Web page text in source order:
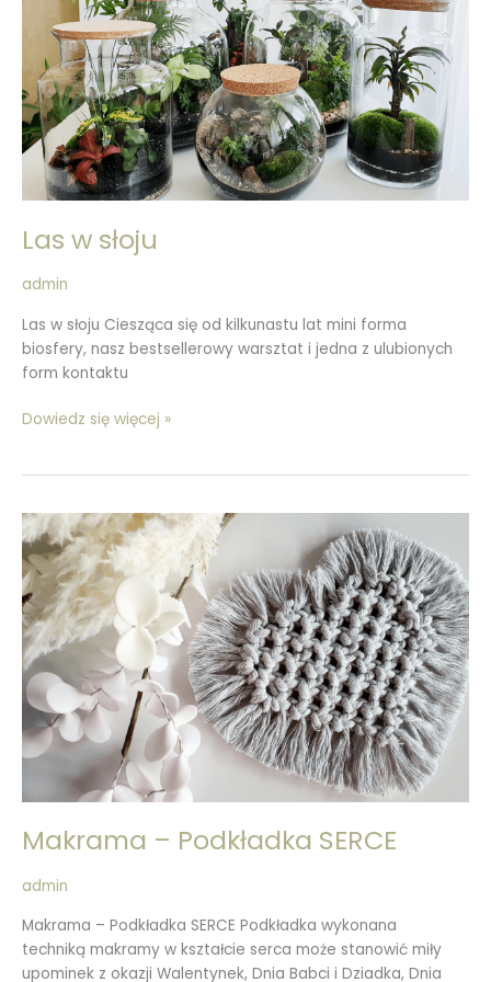
Las w słoju
admin
Las w słoju Ciesząca się od kilkunastu lat mini forma
biosfery, nasz bestsellerowy warsztat i jedna z ulubionych
form kontaktu
Dowiedz się więcej »
Makrama – Podkładka SERCE
admin
Makrama – Podkładka SERCE Podkładka wykonana
techniką makramy w kształcie serca może stanowić miły
upominek z okazji Walentynek, Dnia Babci i Dziadka, Dnia
Makrama
–
Podkładka
SERCE